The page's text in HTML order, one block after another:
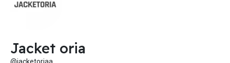
Jacket oria